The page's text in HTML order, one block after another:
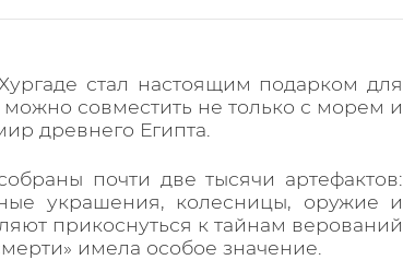
стал настоящим подарком для
можно совместить не только с морем и
древнего Египта.
почти две тысячи артефактов:
украшения, колесницы, оружие и
прикоснуться к тайнам верований
имела особое значение.